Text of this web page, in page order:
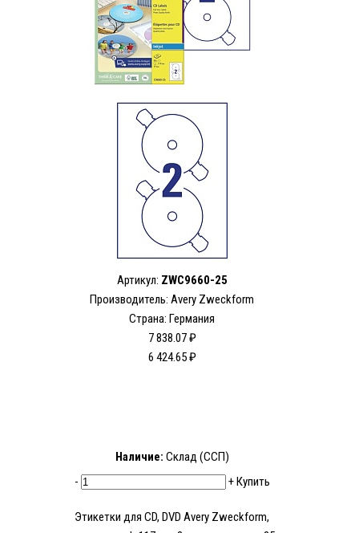
Артикул: ZWC9660-25
Производитель: Avery Zweckform
Страна: Германия
7 838.07 ₽
6 424.65 ₽
Наличие: Склад (ССП)
-
+Купить
Этикетки для CD, DVD Avery Zweckform,